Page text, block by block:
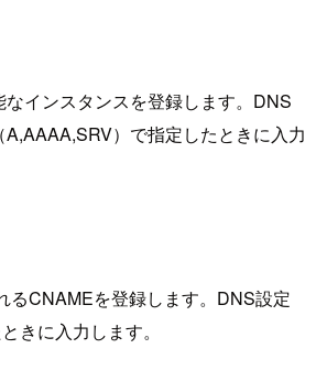
インスタンスを登録します。DNS
）で指定したときに入力
るCNAMEを登録します。DNS設定
きに入力します。